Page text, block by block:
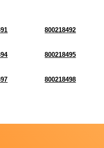
800218492
800218495
800218498